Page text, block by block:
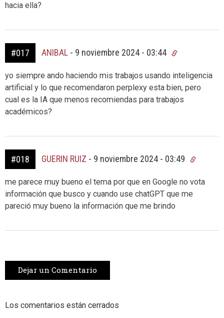
hacia ella?
#017 ANIBAL - 9 noviembre 2024 - 03:44
yo siempre ando haciendo mis trabajos usando inteligencia
artificial y lo que recomendaron perplexy esta bien, pero
cual es la IA que menos recomiendas para trabajos
académicos?
#018 GUERIN RUIZ - 9 noviembre 2024 - 03:49
me parece muy bueno el tema por que en Google no vota
información que busco y cuando use chatGPT que me
pareció muy bueno la información que me brindo
Dejar un Comentario
Los comentarios están cerrados